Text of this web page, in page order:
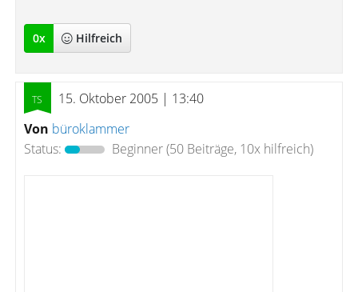
0x Hilfreich
15. Oktober 2005 | 13:40
Von büroklammer
Status:
Beginner(50 Beiträge, 10x hilfreich)